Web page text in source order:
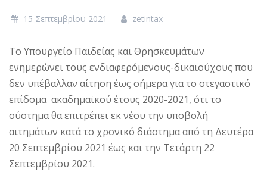
15 Σεπτεμβρίου 2021 zetintax
Το Υπουργείο Παιδείας και Θρησκευμάτων
ενημερώνει τους ενδιαφερόμενους-δικαιούχους που
δεν υπέβαλλαν αίτηση έως σήμερα για το στεγαστικό
επίδομα ακαδημαϊκού έτους 2020-2021, ότι το
σύστημα θα επιτρέπει εκ νέου την υποβολή
αιτημάτων κατά το χρονικό διάστημα από τη Δευτέρα
20 Σεπτεμβρίου 2021 έως και την Τετάρτη 22
Σεπτεμβρίου 2021.